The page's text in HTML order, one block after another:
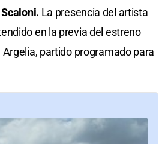
La presencia del artista
en la previa del estreno
partido programado para